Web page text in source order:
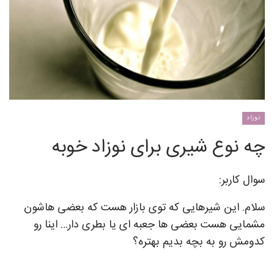
نوزاد
چه نوع شیری برای نوزاد خوبه
سوال کاربر:
سلام. این شیرهایی که توی بازار هست که بعضی هاشون
مشمایی هست بعضی ها جعبه ای یا بطری دار… اینا رو
کدومش رو به بچه بدیم بهتره؟